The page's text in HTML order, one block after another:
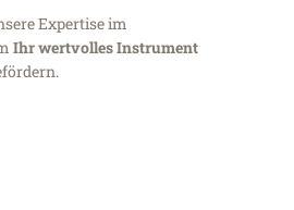
Expertise im
Ihr wertvolles Instrument